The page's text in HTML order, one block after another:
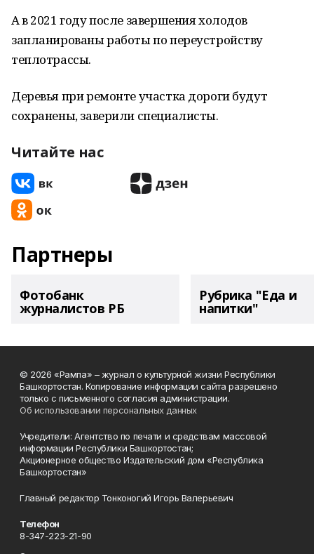
А в 2021 году после завершения холодов
запланированы работы по переустройству
теплотрассы.
Деревья при ремонте участка дороги будут
сохранены, заверили специалисты.
Читайте нас
Партнеры
Фотобанк
журналистов РБ
Рубрика "Еда и
напитки"
© 2026 «Рампа» – журнал о культурной жизни Республики
Башкортостан. Копирование информации сайта разрешено
только с письменного согласия администрации.
Об использовании персональных данных
Учредители: Агентство по печати и средствам массовой
информации Республики Башкортостан;
Акционерное общество Издательский дом «Республика
Башкортостан»
Главный редактор Тонконогий Игорь Валерьевич
Телефон
8-347-223-21-90